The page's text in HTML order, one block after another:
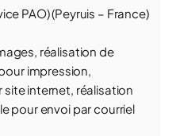
PAO) (Peyruis – France)
réalisation de
impression,
internet, réalisation
pour envoi par courriel